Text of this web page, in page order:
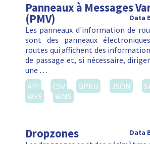
Panneaux à Messages
(PMV) Data
Les panneaux d'information de
sont des panneaux
routes qui affichent des
de passage et, si nécessaire,
une …
API
CSV GPKG JSON
WFS
WMS
Dropzones Data